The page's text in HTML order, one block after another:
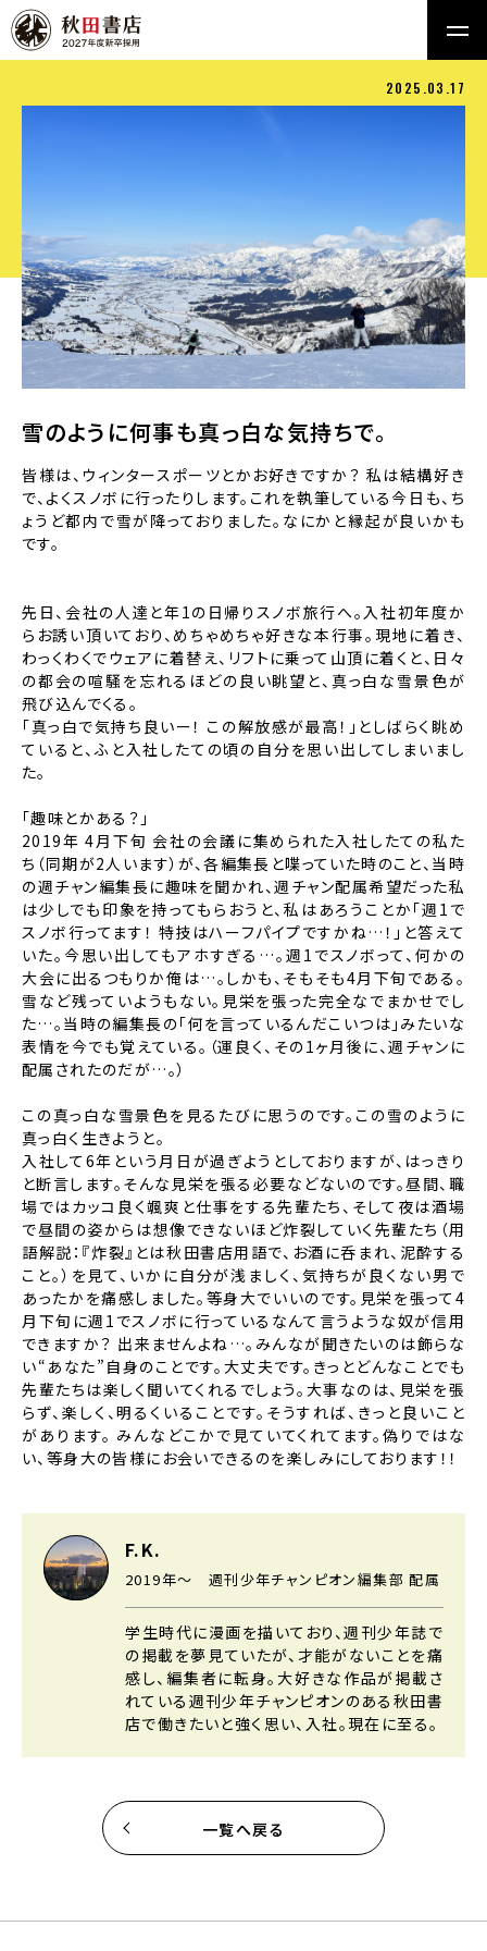
2025.03.17
雪のように何事も真っ白な気持ちで。
皆様は、ウィンタースポーツとかお好きですか？ 私は結構好き
で、よくスノボに行ったりします。これを執筆している今日も、ち
ょうど都内で雪が降っておりました。なにかと縁起が良いかも
です。
先日、会社の人達と年1の日帰りスノボ旅行へ。入社初年度か
らお誘い頂いており、めちゃめちゃ好きな本行事。現地に着き、
わっくわくでウェアに着替え、リフトに乗って山頂に着くと、日々
の都会の喧騒を忘れるほどの良い眺望と、真っ白な雪景色が
飛び込んでくる。
「真っ白で気持ち良いー！ この解放感が最高！」としばらく眺め
ていると、ふと入社したての頃の自分を思い出してしまいまし
た。
「趣味とかある？」
2019年 4月下旬 会社の会議に集められた入社したての私た
ち（同期が2人います）が、各編集長と喋っていた時のこと、当時
の週チャン編集長に趣味を聞かれ、週チャン配属希望だった私
は少しでも印象を持ってもらおうと、私はあろうことか「週1で
スノボ行ってます！ 特技はハーフパイプですかね…！」と答えて
いた。今思い出してもアホすぎる…。週1でスノボって、何かの
大会に出るつもりか俺は…。しかも、そもそも4月下旬である。
雪など残っていようもない。見栄を張った完全なでまかせでし
た…。当時の編集長の「何を言っているんだこいつは」みたいな
表情を今でも覚えている。（運良く、その1ヶ月後に、週チャンに
配属されたのだが…。）
この真っ白な雪景色を見るたびに思うのです。この雪のように
真っ白く生きようと。
入社して6年という月日が過ぎようとしておりますが、はっきり
と断言します。そんな見栄を張る必要などないのです。昼間、職
場ではカッコ良く颯爽と仕事をする先輩たち、そして夜は酒場
で昼間の姿からは想像できないほど炸裂していく先輩たち（用
語解説：『炸裂』とは秋田書店用語で、お酒に呑まれ、泥酔する
こと。）を見て、いかに自分が浅ましく、気持ちが良くない男で
あったかを痛感しました。等身大でいいのです。見栄を張って4
月下旬に週1でスノボに行っているなんて言うような奴が信用
できますか？ 出来ませんよね…。みんなが聞きたいのは飾らな
い“あなた”自身のことです。大丈夫です。きっとどんなことでも
先輩たちは楽しく聞いてくれるでしょう。大事なのは、見栄を張
らず、楽しく、明るくいることです。そうすれば、きっと良いこと
があります。 みんなどこかで見ていてくれてます。偽りではな
い、等身大の皆様にお会いできるのを楽しみにしております！！
F.K.
2019年～ 週刊少年チャンピオン編集部 配属
学生時代に漫画を描いており、週刊少年誌で
の掲載を夢見ていたが、才能がないことを痛
感し、編集者に転身。大好きな作品が掲載さ
れている週刊少年チャンピオンのある秋田書
店で働きたいと強く思い、入社。 現在に至る。
一覧へ戻る